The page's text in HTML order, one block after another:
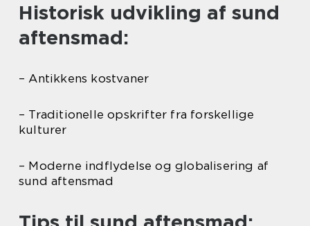
Historisk udvikling af sund
aftensmad:
– Antikkens kostvaner
– Traditionelle opskrifter fra forskellige
kulturer
– Moderne indflydelse og globalisering af
sund aftensmad